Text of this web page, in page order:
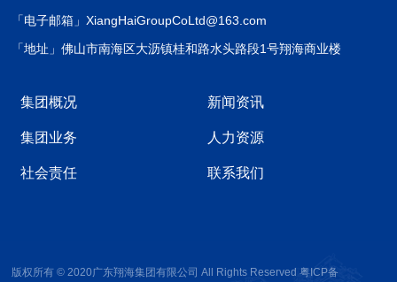
「电子邮箱」XiangHaiGroupCoLtd@163.com
「地址」佛山市南海区大沥镇桂和路水头路段1号翔海商业楼
集团概况
集团业务
社会责任
新闻资讯
人力资源
联系我们
版权所有 © 2020广东翔海集团有限公司 All Rights Reserved粤ICP备